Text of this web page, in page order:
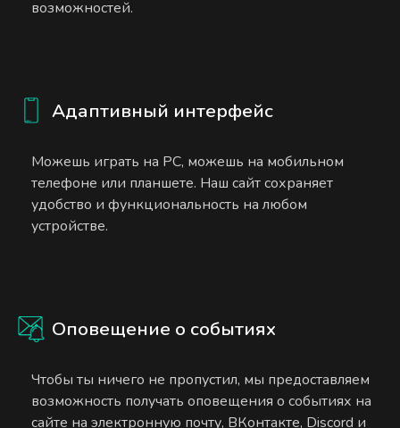
возможностей.
Адаптивный интерфейс
Можешь играть на PC, можешь на мобильном
телефоне или планшете. Наш сайт сохраняет
удобство и функциональность на любом
устройстве.
Оповещение о событиях
Чтобы ты ничего не пропустил, мы предоставляем
возможность получать оповещения о событиях на
сайте на электронную почту, ВКонтакте, Discord и